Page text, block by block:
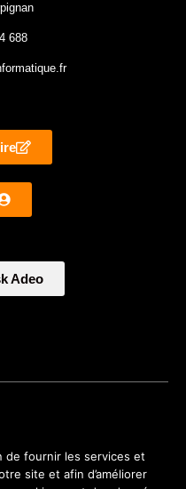
688
Adeo
Roussillon Midi Pyrénées -
DYNAMICS. Mentions
de fournir les services et
site et afin d’améliorer